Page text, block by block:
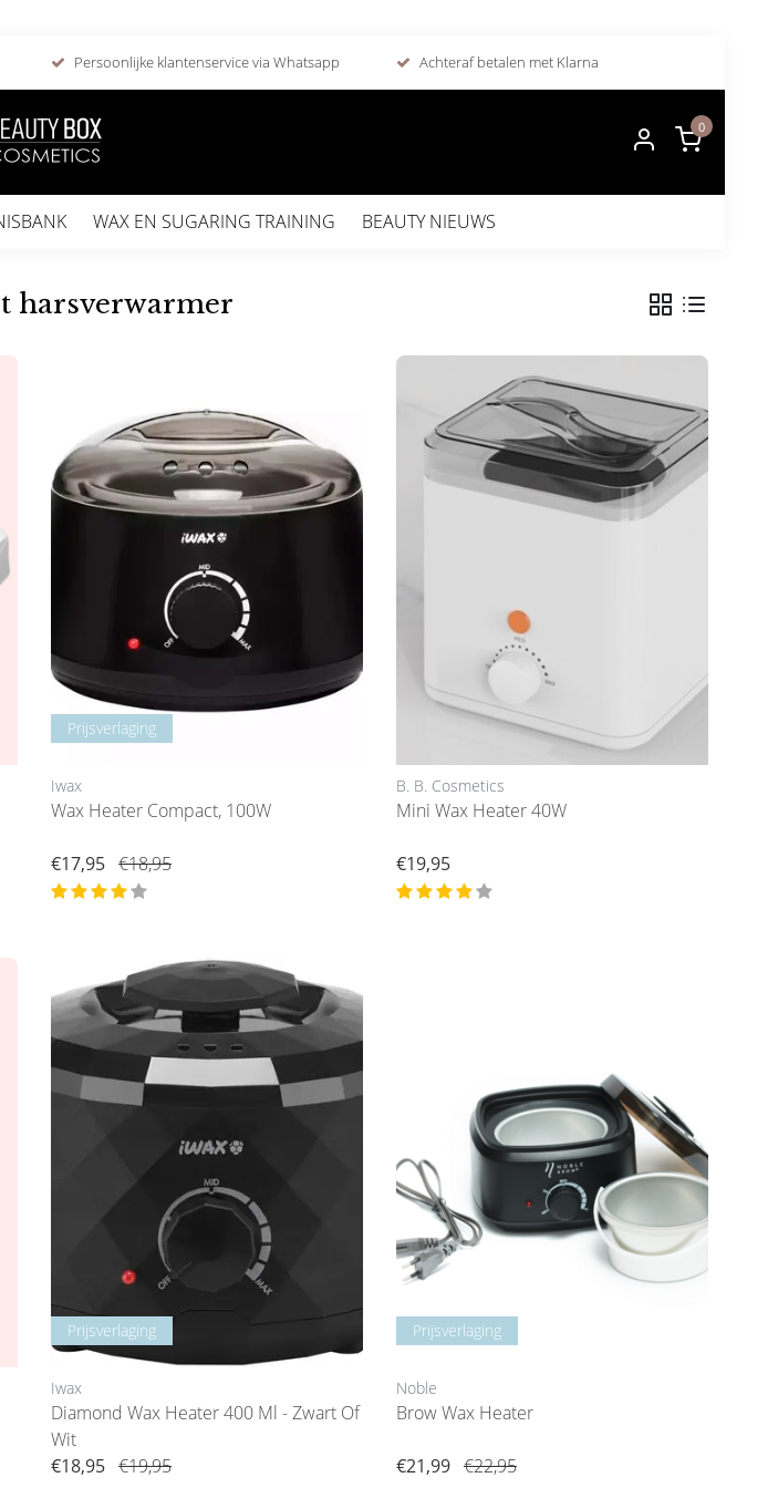
Persoonlijke klantenservice via Whatsapp Achteraf betalen met Klarna
0
WAX EN SUGARING TRAINING BEAUTY NIEUWS
harsverwarmer
Prijsverlaging
Iwax
Wax Heater Compact, 100W
€17,95 €18,95
B. B. Cosmetics
Mini Wax Heater 40W
€19,95
Prijsverlaging
Iwax
Diamond Wax Heater 400 Ml - Zwart Of
Wit
€18,95 €19,95
Prijsverlaging
Noble
Brow Wax Heater
€21,99 €22,95